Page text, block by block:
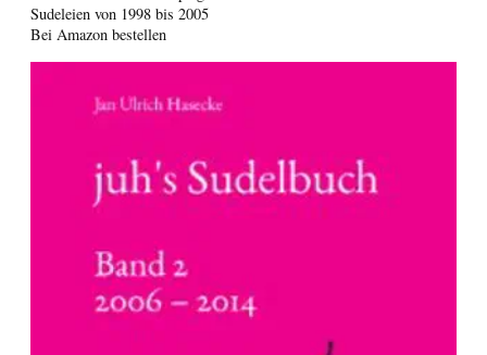
Sudeleien von 1998 bis 2005
Bei Amazon bestellen